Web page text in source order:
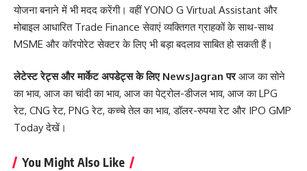
योजना बनाने में भी मदद करेंगी। वहीं YONO G Virtual Assistant और
मोबाइल आधारित Trade Finance सेवाएं व्यक्तिगत ग्राहकों के साथ-साथ
MSME और कॉरपोरेट सेक्टर के लिए भी बड़ा बदलाव साबित हो सकती हैं।
लेटेस्ट रेट्स और मार्केट अपडेट्स के लिए NewsJagran पर आज का सोने
का भाव, आज का चांदी का भाव, आज का पेट्रोल-डीजल भाव, आज का LPG
रेट, CNG रेट, PNG रेट,कच्चे तेल का भाव,डॉलर-रुपया रेट और IPO GMP
Todayदेखें।
You Might Also Like